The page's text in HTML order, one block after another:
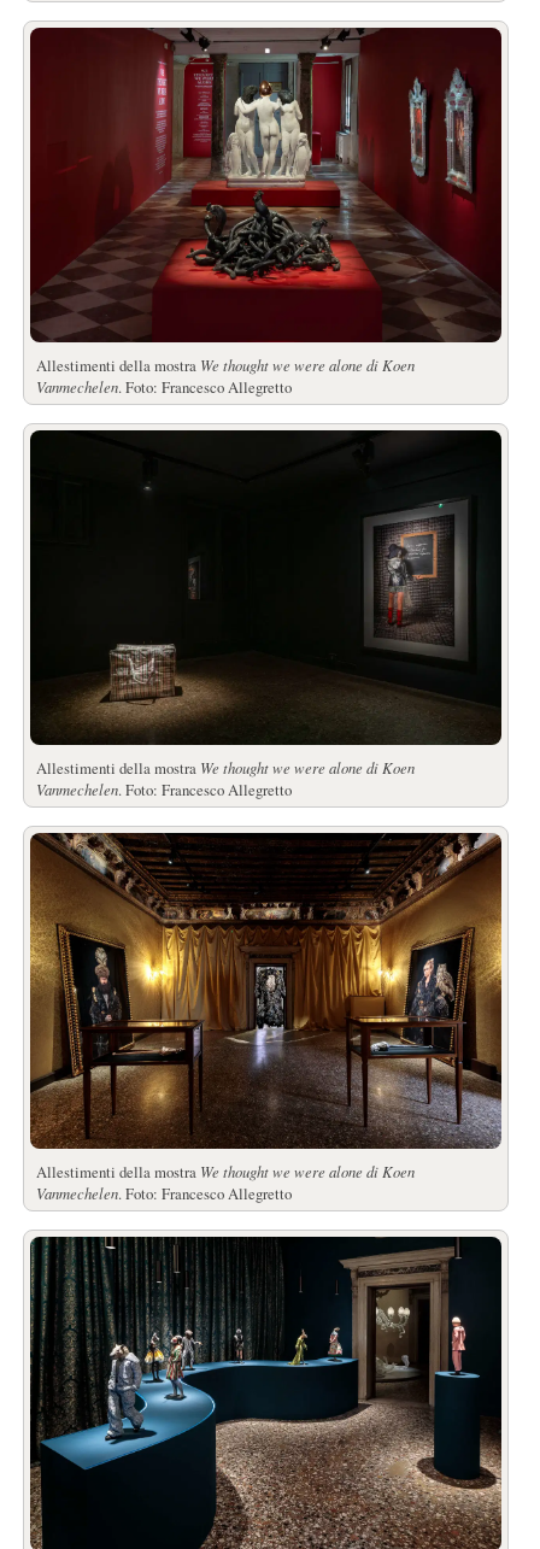
Allestimenti della mostra We thought we were alone di Koen
Vanmechelen. Foto: Francesco Allegretto
Allestimenti della mostra We thought we were alone di Koen
Vanmechelen. Foto: Francesco Allegretto
Allestimenti della mostra We thought we were alone di Koen
Vanmechelen. Foto: Francesco Allegretto